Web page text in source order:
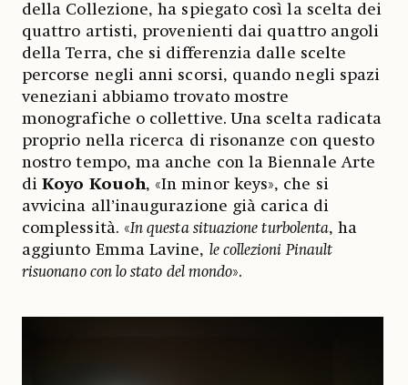
della Collezione, ha spiegato così la scelta dei
quattro artisti, provenienti dai quattro angoli
della Terra, che si differenzia dalle scelte
percorse negli anni scorsi, quando negli spazi
veneziani abbiamo trovato mostre
monografiche o collettive. Una scelta radicata
proprio nella ricerca di risonanze con questo
nostro tempo, ma anche con la Biennale Arte
diKoyo Kouoh, «In minor keys», che si
avvicina all’inaugurazione già carica di
complessità. «In questa situazione turbolenta, ha
aggiunto Emma Lavine, le collezioni Pinault
risuonano con lo stato del mondo».